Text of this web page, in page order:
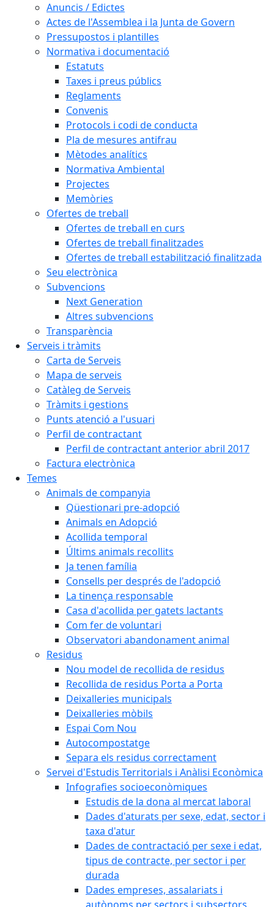
Anuncis / Edictes
Actes de l'Assemblea i la Junta de Govern
Pressupostos i plantilles
Normativa i documentació
Estatuts
Taxes i preus públics
Reglaments
Convenis
Protocols i codi de conducta
Pla de mesures antifrau
Mètodes analítics
Normativa Ambiental
Projectes
Memòries
Ofertes de treball
Ofertes de treball en curs
Ofertes de treball finalitzades
Ofertes de treball estabilització finalitzada
Seu electrònica
Subvencions
Next Generation
Altres subvencions
Transparència
Serveis i tràmits
Carta de Serveis
Mapa de serveis
Catàleg de Serveis
Tràmits i gestions
Punts atenció a l'usuari
Perfil de contractant
Perfil de contractant anterior abril 2017
Factura electrònica
Temes
Animals de companyia
Qüestionari pre-adopció
Animals en Adopció
Acollida temporal
Últims animals recollits
Ja tenen família
Consells per després de l'adopció
La tinença responsable
Casa d'acollida per gatets lactants
Com fer de voluntari
Observatori abandonament animal
Residus
Nou model de recollida de residus
Recollida de residus Porta a Porta
Deixalleries municipals
Deixalleries mòbils
Espai Com Nou
Autocompostatge
Separa els residus correctament
Servei d'Estudis Territorials i Anàlisi Econòmica
Infografies socioeconòmiques
Estudis de la dona al mercat laboral
Dades d'aturats per sexe, edat, sector i
taxa d'atur
Dades de contractació per sexe i edat,
tipus de contracte, per sector i per
durada
Dades empreses, assalariats i